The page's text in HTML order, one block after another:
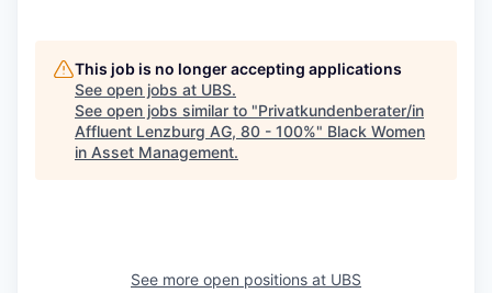
This job is no longer accepting applications
See open jobs at UBS.
See open jobs similar to "Privatkundenberater/in
Affluent Lenzburg AG, 80 - 100%" Black Women
in Asset Management.
See more open positions at UBS